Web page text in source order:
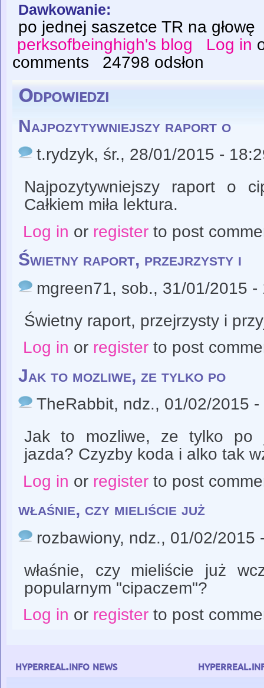
Dawkowanie:
po jednej saszetce TR na głowę
perksofbeinghigh's blog
Log in
comments
24798 odsłon
Odpowiedzi
Najpozytywniejszy raport o
t.rydzyk, śr., 28/01/2015 -
Najpozytywniejszy raport o
Całkiem miła lektura.
Log in or registerto post
Świetny raport, przejrzysty i
mgreen71, sob., 31/01/2015 -
Świetny raport, przejrzysty i
Log in or registerto post
Jak to mozliwe, ze tylko po
TheRabbit, ndz., 01/02/2015 -
Jak to mozliwe, ze tylko po
jazda? Czyzby koda i alko tak
Log in or registerto post
właśnie, czy mieliście już
rozbawiony, ndz., 01/02/2015
właśnie, czy mieliście już
popularnym "cipaczem"?
Log in or registerto post
hyperreal.info news